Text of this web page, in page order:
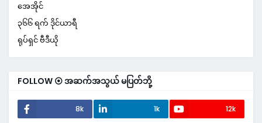
အေအိုင်
၃၆၆ ရက် ဒိုင်ယာရီ
ရုပ်ရှင် ဗီဒီယို
FOLLOW ⦿ အဆက်အသွယ် မပြတ်ဘို့
8k 1k 12k